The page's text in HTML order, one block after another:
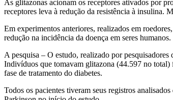
As glitazonas acionam os receptores ativados por
receptores leva à redução da resistência à insulina.
Em experimentos anteriores, realizados em
redução na incidência da doença em seres humanos.
A pesquisa – O estudo, realizado por
Indivíduos que tomavam glitazona (44.597 no total)
fase de tratamento do diabetes.
Todos os pacientes tiveram seus registros